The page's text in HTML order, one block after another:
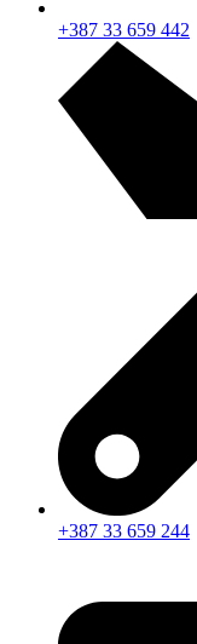
+387 33 659 442
+387 33 659 244